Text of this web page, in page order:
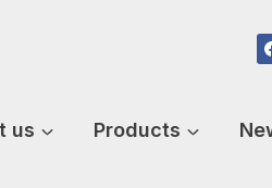
us Products